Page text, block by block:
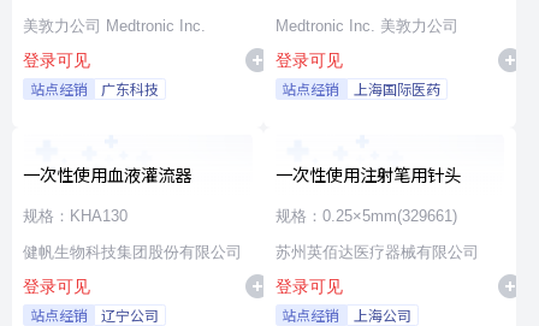
美敦力公司 Medtronic Inc.
登录可见
站点经销 广东科技
Medtronic Inc. 美敦力公司
登录可见
站点经销 上海国际医药
一次性使用血液灌流器
规格：KHA130
健帆生物科技集团股份有限公司
登录可见
站点经销 辽宁公司
一次性使用注射笔用针头
规格：0.25×5mm(329661)
苏州英佰达医疗器械有限公司
登录可见
站点经销 上海公司